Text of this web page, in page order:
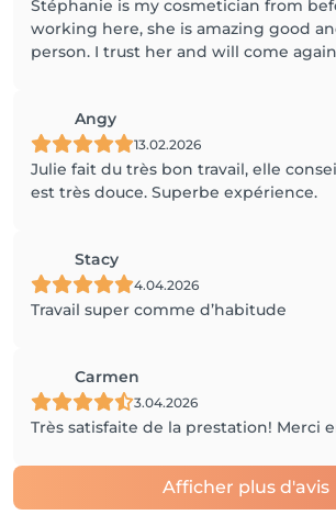
Stéphanie is my cosmetician from
working here, she is amazing good
person. I trust her and will come
Angy
13.02.2026
Julie fait du très bon travail, elle
est très douce. Superbe expérience.
Stacy
4.04.2026
Travail super comme d’habitude
Carmen
3.04.2026
Très satisfaite de la prestation! Merci
Afficher plus d'avis